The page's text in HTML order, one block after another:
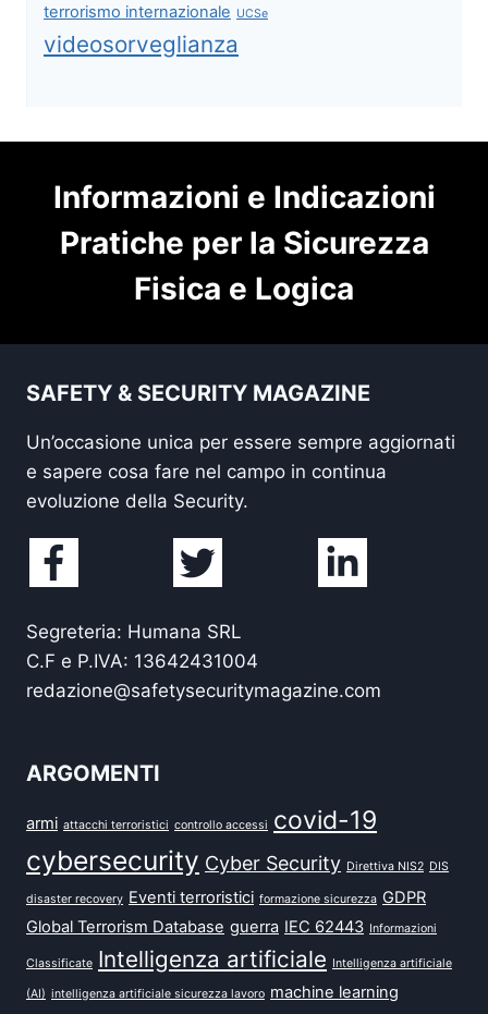
terrorismo internazionale UCSe
videosorveglianza
Informazioni e Indicazioni
Pratiche per la Sicurezza
Fisica e Logica
SAFETY & SECURITY MAGAZINE
Un’occasione unica per essere sempre aggiornati
e sapere cosa fare nel campo in continua
evoluzione della Security.
Segreteria: Humana SRL
C.F e P.IVA: 13642431004
redazione@safetysecuritymagazine.com
ARGOMENTI
armi attacchi terroristici controllo accessi covid-19
cybersecurity Cyber Security Direttiva NIS2 DIS
disaster recovery Eventi terroristici formazione sicurezza GDPR
Global Terrorism Database guerra IEC 62443 Informazioni
Classificate Intelligenza artificiale Intelligenza artificiale
(AI) intelligenza artificiale sicurezza lavoro machine learning